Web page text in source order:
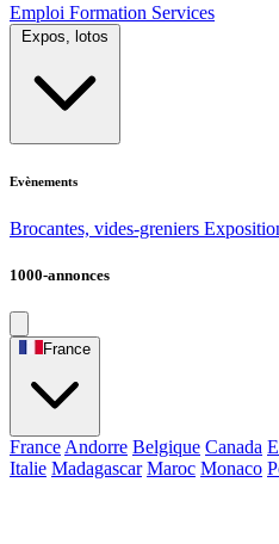
Emploi Formation Services
Expos, lotos
Evènements
Brocantes, vides-greniers
1000-annonces
France
France Andorre Belgique Canada
Italie Madagascar Maroc Monaco